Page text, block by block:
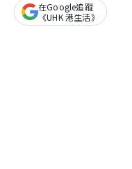
在Google追蹤
《UHK 港生活》